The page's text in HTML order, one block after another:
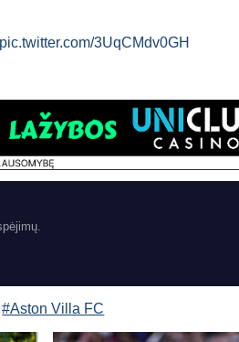
pic.twitter.com/3UqCMdv0GH
#Aston Villa FC